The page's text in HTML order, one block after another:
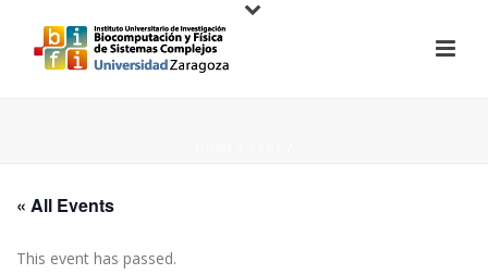
« All Events
This event has passed.